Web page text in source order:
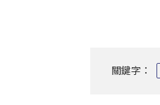
關鍵字：